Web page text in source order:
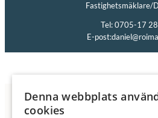
Fastighetsmäklare/
Tel: 0705-17
E-post:
Kontakta oss för
Denna webbplats
cookies